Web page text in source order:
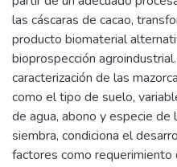
las cáscaras de cacao,
producto biomaterial
bioprospección
caracterización de las
como el tipo de suelo,
de agua, abono y especie de
siembra, condiciona el
factores como requerimiento